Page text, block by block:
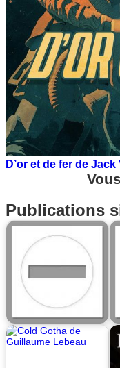
D’or et de fer de Jack
Publications